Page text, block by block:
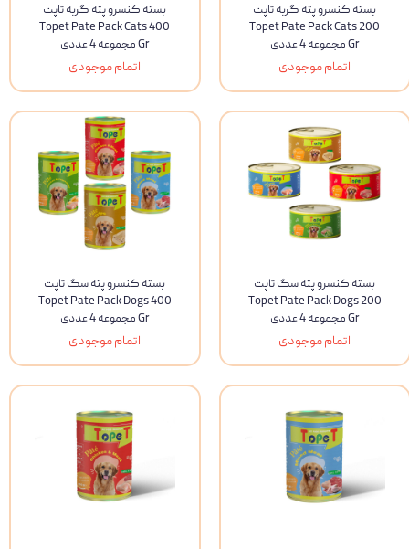
بسته کنسرو پته گربه تاپت
Topet Pate Pack Cats 200
Gr مجموعه 4 عددی
اتمام موجودی
بسته کنسرو پته گربه تاپت
Topet Pate Pack Cats 400
Gr مجموعه 4 عددی
اتمام موجودی
بسته کنسرو پته سگ تاپت
Topet Pate Pack Dogs 200
Gr مجموعه 4 عددی
اتمام موجودی
بسته کنسرو پته سگ تاپت
Topet Pate Pack Dogs 400
Gr مجموعه 4 عددی
اتمام موجودی